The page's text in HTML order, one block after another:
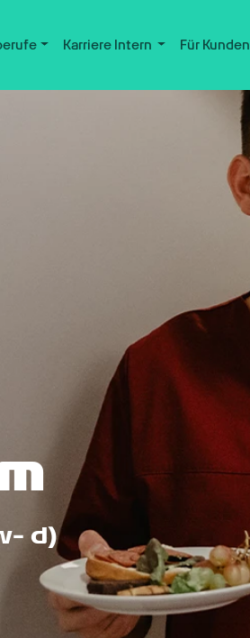
Karriere Intern Für Kunden
d)